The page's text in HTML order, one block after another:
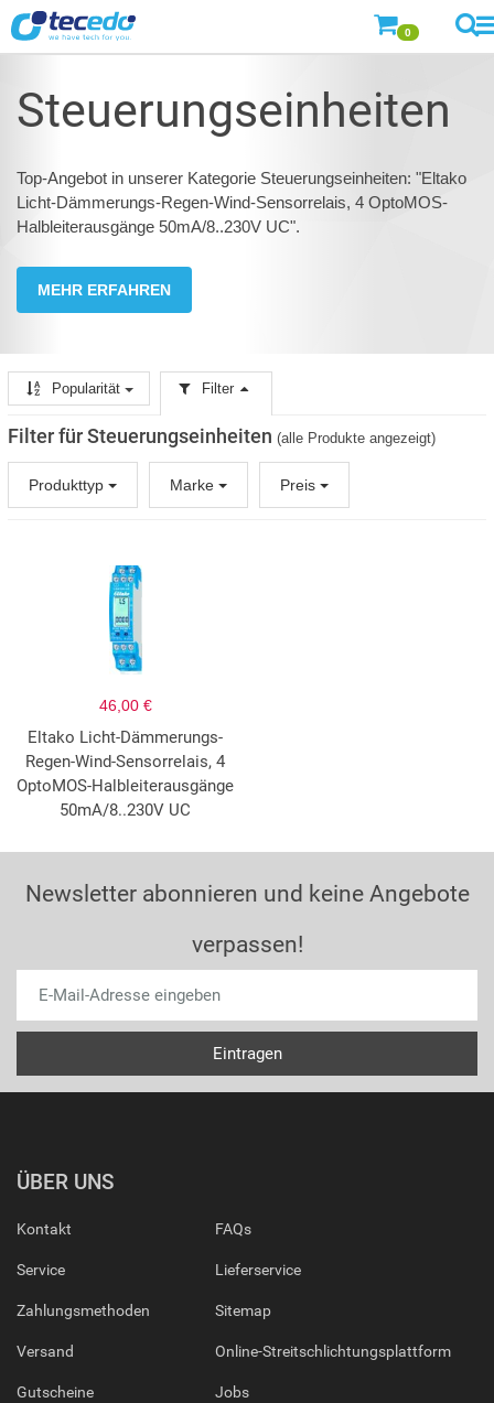
0
Steuerungseinheiten
Top-Angebot in unserer Kategorie Steuerungseinheiten: "Eltako
Licht-Dämmerungs-Regen-Wind-Sensorrelais, 4 OptoMOS-
Halbleiterausgänge 50mA/8..230V UC".
MEHR ERFAHREN
Popularität Filter
Filter für Steuerungseinheiten (alle Produkte angezeigt)
Produkttyp Marke Preis
46,00 €
Eltako Licht-Dämmerungs-
Regen-Wind-Sensorrelais, 4
OptoMOS-Halbleiterausgänge
50mA/8..230V UC
Newsletter abonnieren und keine Angebote
verpassen!
ÜBER UNS
Kontakt
Service
Zahlungsmethoden
Versand
Gutscheine
FAQs
Lieferservice
Sitemap
Online-Streitschlichtungsplattform
Jobs